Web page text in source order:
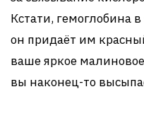
Кстати, гемоглобина
он придаёт им
ваше яркое
вы наконец-то